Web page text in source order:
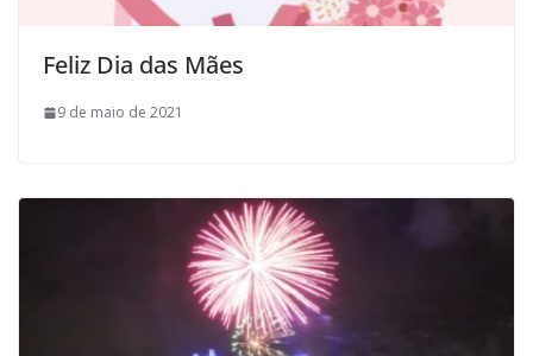
Feliz Dia das Mães
9 de maio de 2021